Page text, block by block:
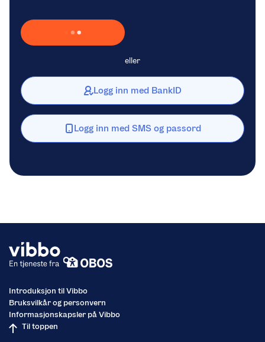
Laster inn Vipps …
eller
Logg inn med BankID
Logg inn med SMS og passord
Introduksjon til Vibbo
Bruksvilkår og personvern
Informasjonskapsler på Vibbo
Til toppen